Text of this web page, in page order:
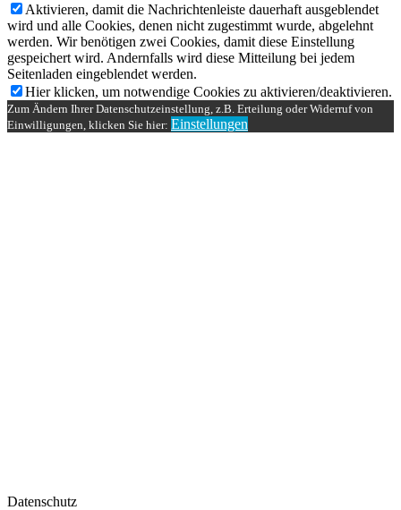
Aktivieren, damit die Nachrichtenleiste dauerhaft ausgeblendet
wird und alle Cookies, denen nicht zugestimmt wurde, abgelehnt
werden. Wir benötigen zwei Cookies, damit diese Einstellung
gespeichert wird. Andernfalls wird diese Mitteilung bei jedem
Seitenladen eingeblendet werden.
Hier klicken, um notwendige Cookies zu aktivieren/deaktivieren.
Zum Ändern Ihrer Datenschutzeinstellung, z.B. Erteilung oder Widerruf von
Einwilligungen, klicken Sie hier: Einstellungen
Datenschutz